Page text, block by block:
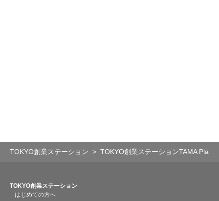
TOKYO創業ステーション TOKYO創業ステーションTAMA
TOKYO創業ステーション
はじめての方へ